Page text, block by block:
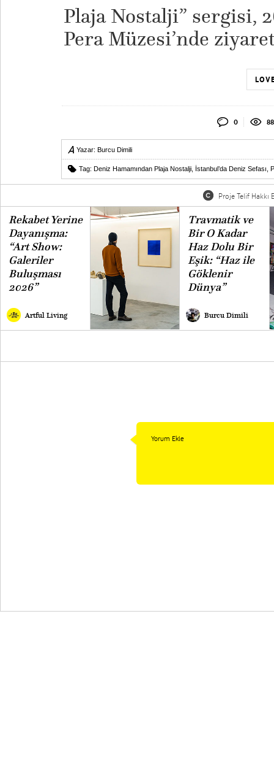
Plaja Nostalji” sergisi,
Pera Müzesi’nde
0
Yazar: Burcu Dimili
Tag: Deniz Hamamından Plaja Nostalji İstanbul’da Deniz Sefası
Proje Telif Hakkı
Rekabet Yerine
Dayanışma:
“Art Show:
Galeriler
Buluşması
2026”
Artful Living
Travmatik ve
Bir O Kadar
Haz Dolu Bir
Eşik: “Haz ile
Göklenir
Dünya”
Burcu Dimili